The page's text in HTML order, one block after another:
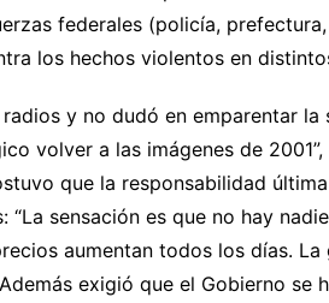
federales (policía,
los hechos violentos en
y no dudó en emparentar
volver a las imágenes de
que la responsabilidad
“La sensación es que no hay
aumentan todos los días.
exigió que el Gobierno se